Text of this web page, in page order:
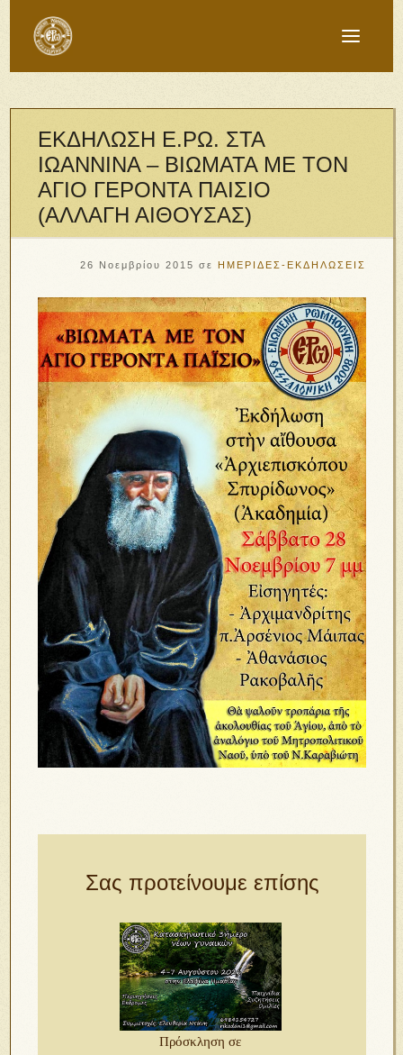
ΕΚΔΗΛΩΣΗ Ε.ΡΩ. ΣΤΑ
ΙΩΑΝΝΙΝΑ – ΒΙΩΜΑΤΑ ΜΕ ΤΟΝ
ΑΓΙΟ ΓΕΡΟΝΤΑ ΠΑΙΣΙΟ
(ΑΛΛΑΓΗ ΑΙΘΟΥΣΑΣ)
26 Νοεμβρίου 2015 σε ΗΜΕΡΙΔΕΣ-ΕΚΔΗΛΩΣΕΙΣ
Σας προτείνουμε επίσης
Πρόσκληση σε